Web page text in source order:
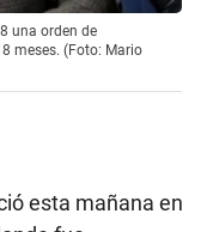
una orden de
meses. (Foto: Mario
esta mañana en